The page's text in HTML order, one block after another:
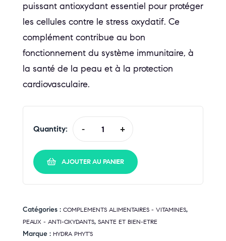
puissant antioxydant essentiel pour protéger
les cellules contre le stress oxydatif. Ce
complément contribue au bon
fonctionnement du système immunitaire, à
la santé de la peau et à la protection
cardiovasculaire.
Quantity: - +
AJOUTER AU PANIER
Catégories : COMPLEMENTS ALIMENTAIRES - VITAMINES,
PEAUX - ANTI-OXYDANTS, SANTE ET BIEN-ETRE
Marque : HYDRA PHYT'S